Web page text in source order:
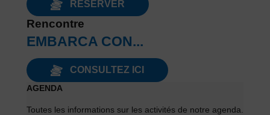
RESERVER
Rencontre
EMBARCA CON...
CONSULTEZ ICI
AGENDA
Toutes les informations sur les activités de notre agenda